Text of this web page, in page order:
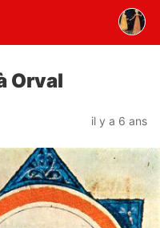
Orval
il y a 6 ans